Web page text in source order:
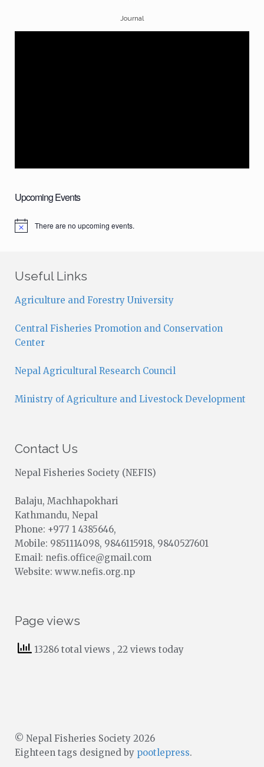
Journal
Upcoming Events
N
e
There are no upcoming events.
Useful Links
Agriculture and Forestry University
Central Fisheries Promotion and Conservation
Center
Nepal Agricultural Research Council
Ministry of Agriculture and Livestock Development
Contact Us
Nepal Fisheries Society (NEFIS)
Balaju, Machhapokhari
Kathmandu, Nepal
Phone: +977 1 4385646,
Mobile: 9851114098, 9846115918, 9840527601
Email: nefis.office@gmail.com
Website: www.nefis.org.np
Page views
13286 total views , 22 views today
© Nepal Fisheries Society 2026
Eighteen tags designed by pootlepress.